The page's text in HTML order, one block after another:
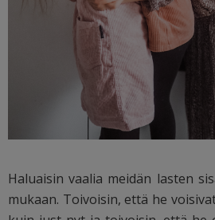
Haluaisin vaalia meidän lasten
mukaan. Toivoisin, että he